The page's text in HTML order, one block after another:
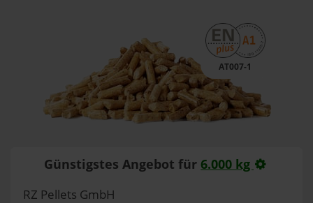
AT007-1
Günstigstes Angebot für 6.000 kg
RZ Pellets GmbH